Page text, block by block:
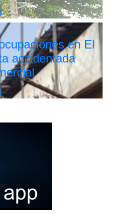
en El
accidentada